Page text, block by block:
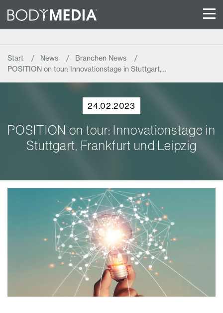
Start News
Branchen News
POSITION on tour: Innovationstage in Stuttgart,…
24.02.2023
POSITION on tour: Innovationstage in
Stuttgart, Frankfurt und Leipzig